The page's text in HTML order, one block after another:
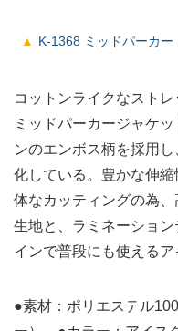
K-1368 ミッドパーカー
コットンライクなスト
ミッドパーカージャケ
ンのエンボス柄を採用
化している。豊かな伸
体なカッティングの為
生地と、ラミネーショ
インで普段にも使えるア
●素材：ポリエステル